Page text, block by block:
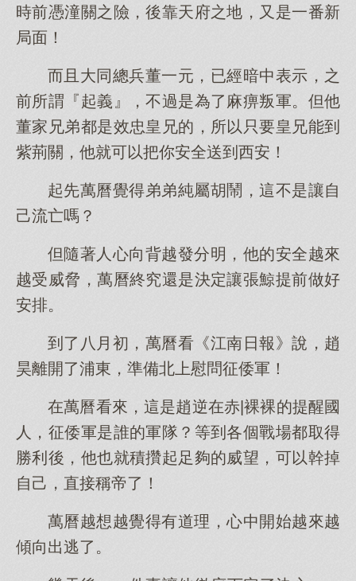
時前憑潼關之險，後靠天府之地，又是一番新
局面！
而且大同總兵董一元，已經暗中表示，之
前所謂『起義』，不過是為了麻痹叛軍。但他
董家兄弟都是效忠皇兄的，所以只要皇兄能到
紫荊關，他就可以把你安全送到西安！
起先萬曆覺得弟弟純屬胡鬧，這不是讓自
己流亡嗎？
但隨著人心向背越發分明，他的安全越來
越受威脅，萬曆終究還是決定讓張鯨提前做好
安排。
到了八月初，萬曆看《江南日報》說，趙
昊離開了浦東，準備北上慰問征倭軍！
在萬曆看來，這是趙逆在赤|裸裸的提醒國
人，征倭軍是誰的軍隊？等到各個戰場都取得
勝利後，他也就積攢起足夠的威望，可以幹掉
自己，直接稱帝了！
萬曆越想越覺得有道理，心中開始越來越
傾向出逃了。